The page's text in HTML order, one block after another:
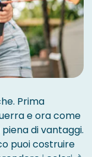
Prima
e ora come
di vantaggi.
puoi costruire